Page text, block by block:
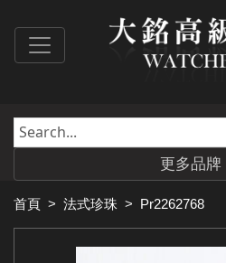
更多品牌
首頁 > 法式珍珠 > Pr2262768